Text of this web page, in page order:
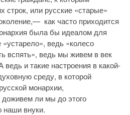
строк, или русские «старые»
как часто приходится
была бы идеалом для
ведь «колесо
вспять», ведь мы живем в век
ведь и такие настроения в какой-
среду, в которой
монархии,
доживем ли мы до этого
наши внуки.